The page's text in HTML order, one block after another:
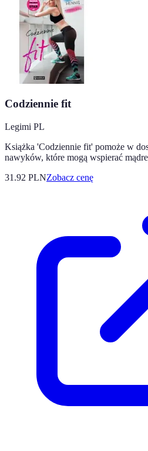
Codziennie fit
Legimi PL
Książka 'Codziennie fit' pomoże w
nawyków, które mogą wspierać
31.92 PLNZobacz cenę